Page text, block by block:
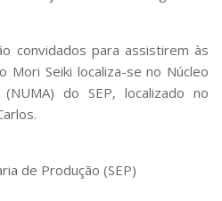
convidados para assistirem às
Mori Seiki localiza-se no Núcleo
do SEP, localizado no
de Produção (SEP)